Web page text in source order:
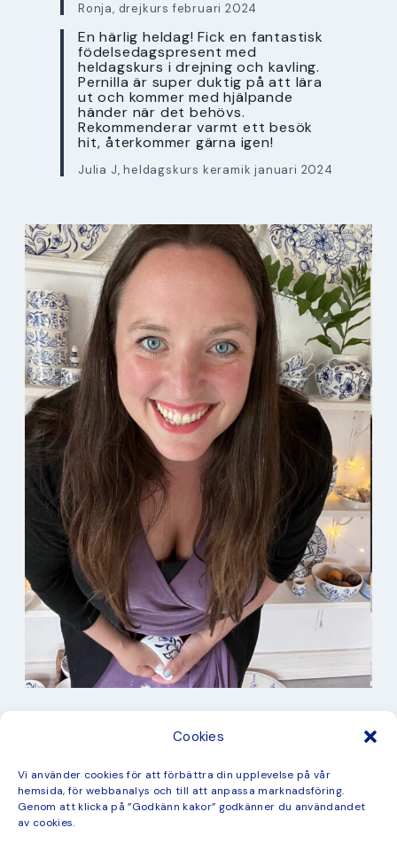
Cookies
Vi använder cookies för att förbättra din upplevelse på vår
hemsida, för webbanalys och till att anpassa marknadsföring.
Genom att klicka på ”Godkänn kakor” godkänner du användandet
av cookies.
Ronja, drejkurs februari 2024
En härlig heldag! Fick en fantastisk
födelsedagspresent med
heldagskurs i drejning och kavling.
Pernilla är super duktig på att lära
ut och kommer med hjälpande
händer när det behövs.
Rekommenderar varmt ett besök
hit, återkommer gärna igen!
Julia J, heldagskurs keramik januari 2024
Kurser
Måleri
mina favorit recept
Mönster